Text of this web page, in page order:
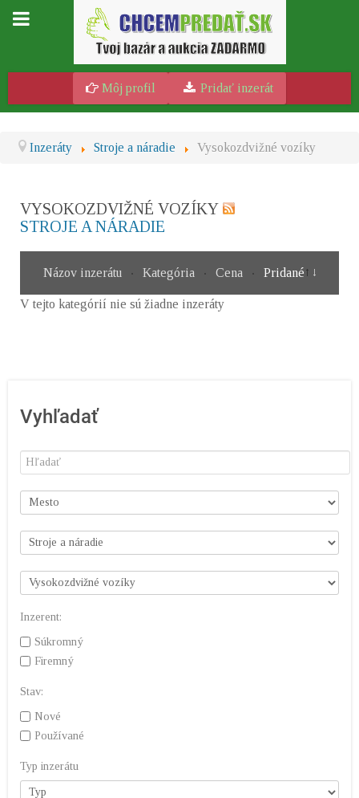
Môj profil Pridať inzerát
Inzeráty Stroje a náradie Vysokozdvižné vozíky
VYSOKOZDVIŽNÉ VOZÍKY
STROJE A NÁRADIE
Názov inzerátu Kategória Cena Pridané
V tejto kategórií nie sú žiadne inzeráty
Vyhľadať
Inzerent:
Súkromný
Firemný
Stav:
Nové
Používané
Typ inzerátu